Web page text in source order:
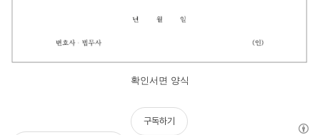
확인서면 양식
구독하기